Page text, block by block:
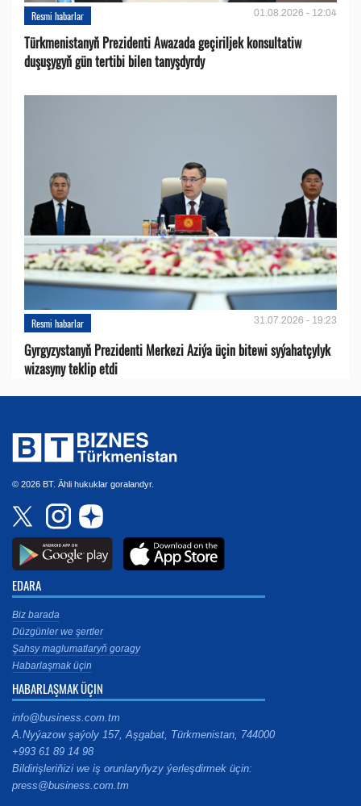
Resmi habarlar 01.08.2026 - 12:04
Türkmenistanyň Prezidenti Awazada geçiriljek konsultatiw
duşuşygyň gün tertibi bilen tanyşdyrdy
Resmi habarlar 31.07.2026 - 19:23
Gyrgyzystanyň Prezidenti Merkezi Aziýa üçin bitewi syýahatçylyk
wizasyny teklip etdi
© 2026 BT. Ähli hukuklar goralandyr.
EDARA
Biz barada
Düzgünler we şertler
Şahsy maglumatlaryň goragy
Habarlaşmak üçin
HABARLAŞMAK ÜÇIN
info@business.com.tm
A.Nyýazow şaýoly 157, Aşgabat, Türkmenistan, 744000
+993 61 89 14 98
Bildirişleriňizi we iş orunlaryňyzy ýerleşdirmek üçin:
press@business.com.tm